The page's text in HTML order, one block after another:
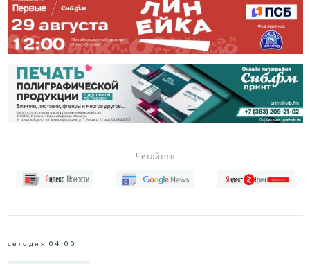
Читайте в
сегодня 04:00